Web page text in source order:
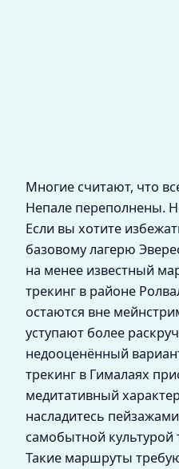
Многие считают, что
Непале переполнены.
Если вы хотите
базовому лагерю
на менее известный
трекинг в районе
остаются вне
уступают более
недооценённый
трекинг в Гималаях
медитативный
насладитесь
самобытной культурой
Такие маршруты